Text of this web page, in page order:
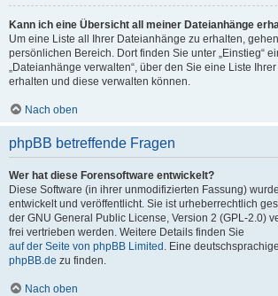
Kann ich eine Übersicht all meiner Dateianhänge
Um eine Liste all Ihrer Dateianhänge zu erhalten,
persönlichen Bereich. Dort finden Sie unter „Einstieg“
„Dateianhänge verwalten“, über den Sie eine Liste
erhalten und diese verwalten können.
Nach oben
phpBB betreffende Fragen
Wer hat diese Forensoftware entwickelt?
Diese Software (in ihrer unmodifizierten Fassung)
entwickelt und veröffentlicht. Sie ist urheberrechtlich
der GNU General Public License, Version 2 (GPL-2.0)
frei vertrieben werden. Weitere Details finden Sie
auf der Seite von phpBB Limited . Eine
phpBB.de zu finden.
Nach oben